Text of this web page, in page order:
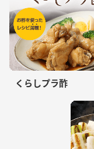
くらしプラ酢